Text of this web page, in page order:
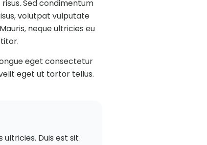
Sed condimentum
volutpat vulputate
neque ultricies eu
eget consectetur
eget ut tortor tellus.
ultricies. Duis est sit